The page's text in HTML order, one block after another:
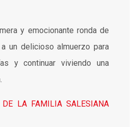
y emocionante ronda de
un delicioso almuerzo para
y continuar viviendo una
DE LA FAMILIA SALESIANA